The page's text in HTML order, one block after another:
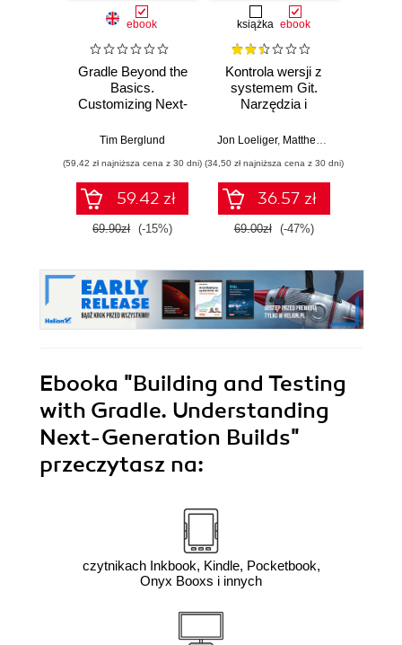
ebook
Gradle Beyond the
Basics.
Customizing Next-
Tim Berglund
(59,42 zł najniższa cena z 30 dni)
59.42 zł
69.90zł (-15%)
książka ebook
Kontrola wersji z
systemem Git.
Narzędzia i
programistów.
Jon Loeliger, Matthew McCullough
(34,50 zł najniższa cena z 30 dni)
36.57 zł
69.00zł (-47%)
Ebooka "Building and Testing
with Gradle. Understanding
Next-Generation Builds"
przeczytasz na:
czytnikach Inkbook, Kindle, Pocketbook,
Onyx Booxs i innych